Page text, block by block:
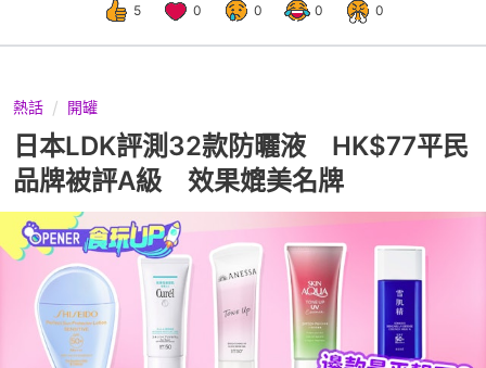
5 0 0 0 0
熱話 開罐
日本LDK評測32款防曬液 HK$77平民
品牌被評A級 效果媲美名牌